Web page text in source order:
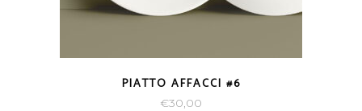
PIATTO AFFACCI #6
€30,00